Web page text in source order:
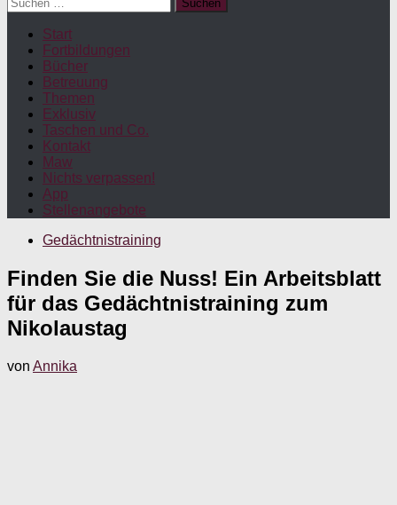
nach:
Start
Fortbildungen
Bücher
Betreuung
Themen
Exklusiv
Taschen und Co.
Kontakt
Maw
Nichts verpassen!
App
Stellenangebote
Gedächtnistraining
Finden Sie die Nuss! Ein Arbeitsblatt
für das Gedächtnistraining zum
Nikolaustag
von Annika